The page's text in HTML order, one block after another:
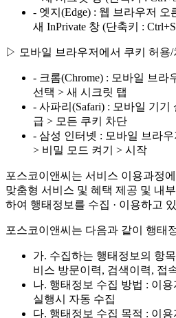
- 엣지(Edge) : 웹 브라우저
새 InPrivate 창 (단축키 :
▷ 모바일 브라우저에서 쿠키 허용/
- 크롬(Chrome) : 모바일 브라
선택 > 새 시크릿 탭
- 사파리(Safari) : 모바일 기기
급 > 모든 쿠키 차단
- 삼성 인터넷 : 모바일 브라우
> 비밀 모드 켜기 > 시작
포스코이앤씨는 서비스 이용과정
맞춤형 서비스 및 혜택 제공 및 내
하여 행태정보를 수집 · 이용하고
포스코이앤씨는 다음과 같이 행태
가. 수집하는 행태정보의 항
비스 방문이력, 검색이력, 접
나. 행태정보 수집 방법 : 이
실행시 자동 수집
다. 행태정보 수집 목적 : 이용